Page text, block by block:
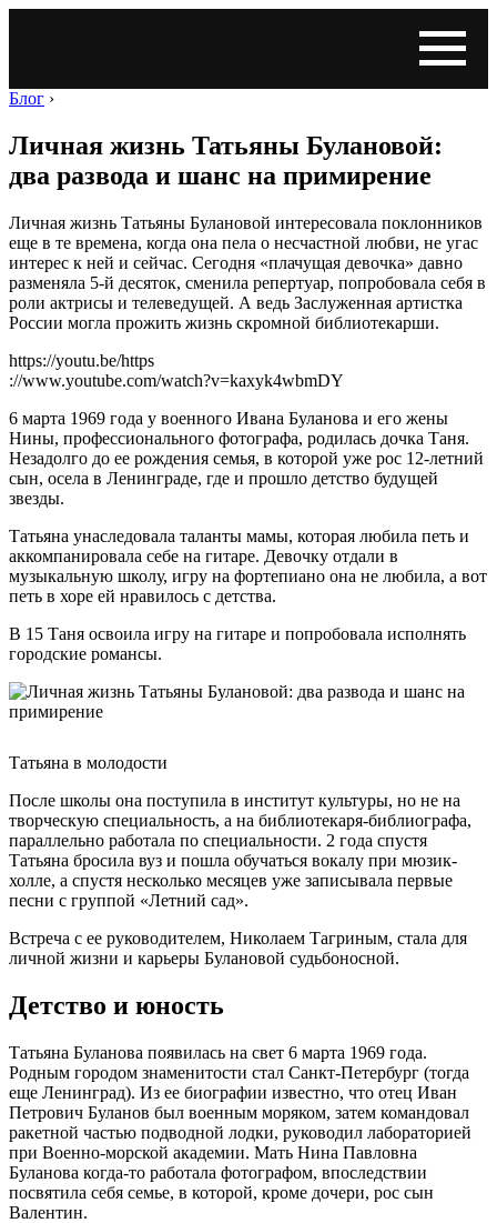
Блог ›
Личная жизнь Татьяны Булановой:
два развода и шанс на примирение
Личная жизнь Татьяны Булановой интересовала поклонников
еще в те времена, когда она пела о несчастной любви, не угас
интерес к ней и сейчас. Сегодня «плачущая девочка» давно
разменяла 5-й десяток, сменила репертуар, попробовала себя в
роли актрисы и телеведущей. А ведь Заслуженная артистка
России могла прожить жизнь скромной библиотекарши.
https://youtu.be/https
://www.youtube.com/watch?v=kaxyk4wbmDY
6 марта 1969 года у военного Ивана Буланова и его жены
Нины, профессионального фотографа, родилась дочка Таня.
Незадолго до ее рождения семья, в которой уже рос 12-летний
сын, осела в Ленинграде, где и прошло детство будущей
звезды.
Татьяна унаследовала таланты мамы, которая любила петь и
аккомпанировала себе на гитаре. Девочку отдали в
музыкальную школу, игру на фортепиано она не любила, а вот
петь в хоре ей нравилось с детства.
В 15 Таня освоила игру на гитаре и попробовала исполнять
городские романсы.
Татьяна в молодости
После школы она поступила в институт культуры, но не на
творческую специальность, а на библиотекаря-библиографа,
параллельно работала по специальности. 2 года спустя
Татьяна бросила вуз и пошла обучаться вокалу при мюзик-
холле, а спустя несколько месяцев уже записывала первые
песни с группой «Летний сад».
Встреча с ее руководителем, Николаем Тагриным, стала для
личной жизни и карьеры Булановой судьбоносной.
Детство и юность
Татьяна Буланова появилась на свет 6 марта 1969 года.
Родным городом знаменитости стал Санкт-Петербург (тогда
еще Ленинград). Из ее биографии известно, что отец Иван
Петрович Буланов был военным моряком, затем командовал
ракетной частью подводной лодки, руководил лабораторией
при Военно-морской академии. Мать Нина Павловна
Буланова когда-то работала фотографом, впоследствии
посвятила себя семье, в которой, кроме дочери, рос сын
Валентин.